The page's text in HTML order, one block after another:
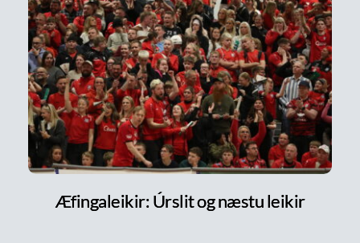
Æfingaleikir: Úrslit og næstu leikir